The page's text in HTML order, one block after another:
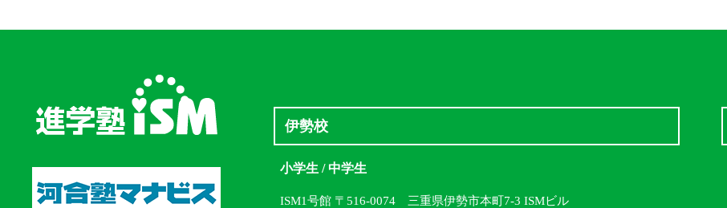
伊勢校
小学生 / 中学生
ISM1号館 〒516-0074 三重県伊勢市本町7-3 ISMビル